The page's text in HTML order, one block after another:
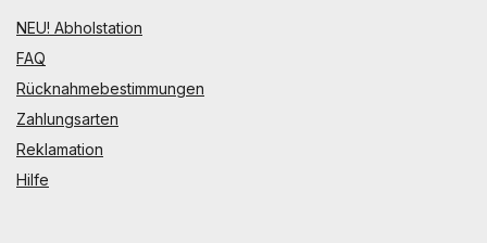
NEU! Abholstation
FAQ
Rücknahmebestimmungen
Zahlungsarten
Reklamation
Hilfe